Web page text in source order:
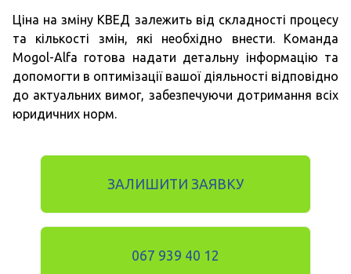
Ціна на зміну КВЕД залежить від складності процесу
та кількості змін, які необхідно внести. Команда
Mogol-Alfa готова надати детальну інформацію та
допомогти в оптимізації вашої діяльності відповідно
до актуальних вимог, забезпечуючи дотримання всіх
юридичних норм.
ЗАЛИШИТИ ЗАЯВКУ
067 939 40 12